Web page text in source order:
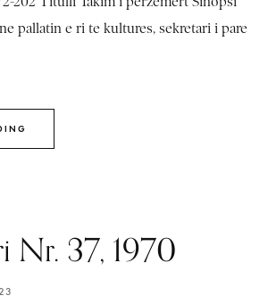
pallatin e ri te kultures, sekretari i pare
Nr. 37, 1970